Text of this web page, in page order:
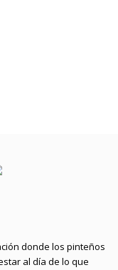
donde los pinteños
al día de lo que